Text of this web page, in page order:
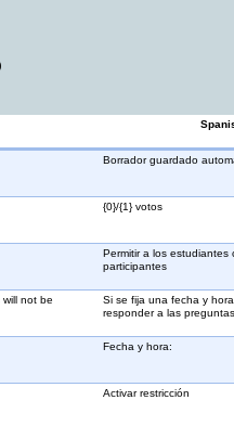
Borrador guardado
{0}/{1} votos
Permitir a los estudiantes
participantes
not be
Si se fija una fecha y
responder a las
Fecha y hora:
Activar restricción